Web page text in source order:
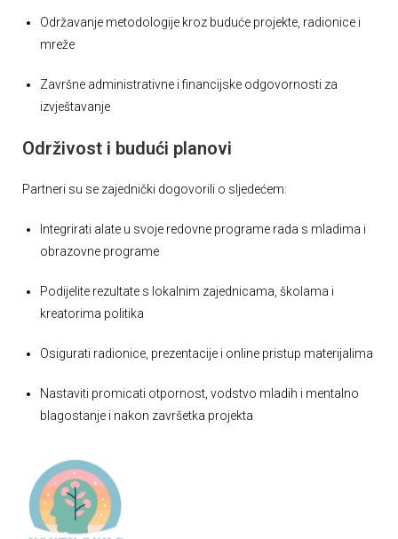
Održavanje metodologije kroz buduće projekte, radionice i
mreže
Završne administrativne i financijske odgovornosti za
izvještavanje
Održivost i budući planovi
Partneri su se zajednički dogovorili o sljedećem:
Integrirati alate u svoje redovne programe rada s mladima i
obrazovne programe
Podijelite rezultate s lokalnim zajednicama, školama i
kreatorima politika
Osigurati radionice, prezentacije i online pristup materijalima
Nastaviti promicati otpornost, vodstvo mladih i mentalno
blagostanje i nakon završetka projekta